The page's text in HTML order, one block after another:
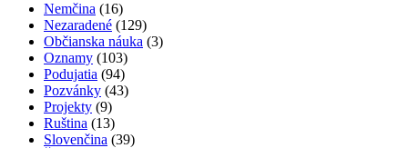
Nemčina (16)
Nezaradené (129)
Občianska náuka (3)
Oznamy (103)
Podujatia (94)
Pozvánky (43)
Projekty (9)
Ruština (13)
Slovenčina (39)